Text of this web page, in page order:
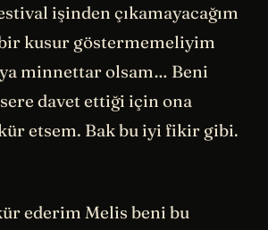
işinden çıkamayacağım
kusur göstermemeliyim
ya minnettar olsam… Beni
davet ettiği için ona
etsem. Bak bu iyi fikir gibi.
ederim Melis beni bu